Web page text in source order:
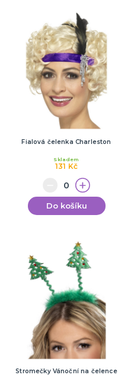
Fialová čelenka Charleston
131 Kč
Skladem
Do košíku
Stromečky Vánoční na čelence